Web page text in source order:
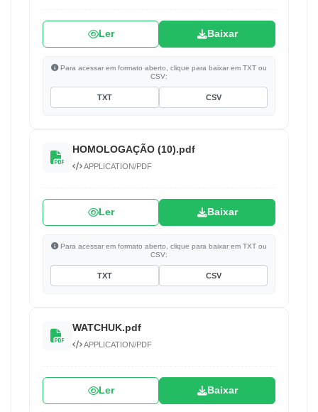
Ler Baixar
Para acessar em formato aberto, clique para baixar em TXT ou
CSV:
TXT CSV
HOMOLOGAÇÃO (10).pdf
APPLICATION/PDF
Ler Baixar
Para acessar em formato aberto, clique para baixar em TXT ou
CSV:
TXT CSV
WATCHUK.pdf
APPLICATION/PDF
Ler Baixar